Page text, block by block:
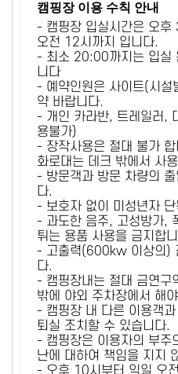
캠핑장 이용 수칙 안내
- 캠핑장 입실시간은 오후
오전 12시까지 입니다.
- 최소 20:00까지는 입실
니다
- 예약인원은 사이트(시설
약 바랍니다.
- 개인 카라반, 트레일러,
용불가)
- 장작사용은 절대 불가
화로대는 데크 밖에서 사
- 방문객과 방문 차량의
다.
- 보호자 없이 미성년자 단
- 과도한 음주, 고성방가,
튀는 용품 사용을 금지합
- 고출력(600kw 이상의)
다.
- 캠핑장내는 절대 금연구
밖에 야외 주차장에서 해
- 캠핑장 내 다른 이용객
퇴실 조치할 수 있습니다.
- 캠핑장은 이용자의 부주
난에 대하여 책임을 지지
- 오후 10시부터 익일 오